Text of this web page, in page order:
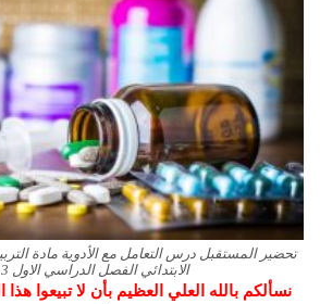
تحضير المستقبل درس التعامل مع الأدوية مادة
الابتدائي الفصل الدراسي الاول 1443 هـ
نسألكم بالله العلي العظيم بأن لا تبيعوا